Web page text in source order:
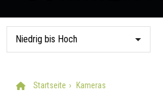
Startseite Kameras